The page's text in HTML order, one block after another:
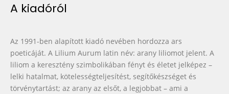
A kiadóról
Az 1991-ben alapított kiadó nevében hordozza ars
poeticáját. A Lilium Aurum latin név: arany liliomot jelent. A
liliom a keresztény szimbolikában fényt és életet jelképez –
lelki hatalmat, kötelességteljesítést, segítőkészséget és
törvénytartást; az arany az elsőt, a legjobbat – ami a